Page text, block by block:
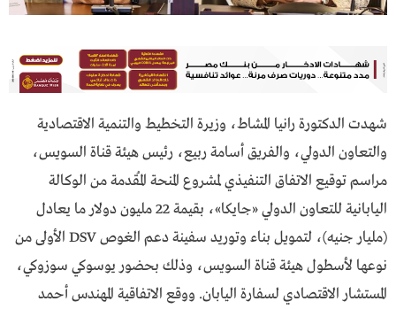
شهدت الدكتورة رانيا المشاط، وزيرة التخطيط والتنمية الاقتصادية
والتعاون الدولي، والفريق أسامة ربيع، رئيس هيئة قناة السويس،
مراسم توقيع الاتفاق التنفيذي لمشروع المنحة المُقدمة من الوكالة
اليابانية للتعاون الدولي «جايكا»، بقيمة 22 مليون دولار ما يعادل
(مليار جنيه)، لتمويل بناء وتوريد سفينة دعم الغوص DSV الأولى من
نوعها لأسطول هيئة قناة السويس، وذلك بحضور يوسوكي سوزوكي،
المستشار الاقتصادي لسفارة اليابان. ووقع الاتفاقية المهندس أحمد